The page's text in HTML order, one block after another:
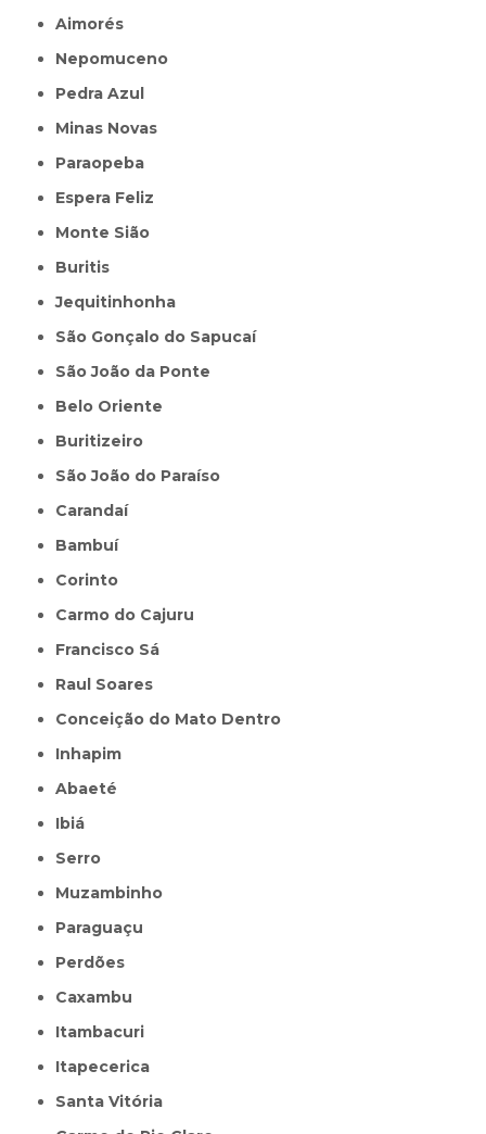
Aimorés
Nepomuceno
Pedra Azul
Minas Novas
Paraopeba
Espera Feliz
Monte Sião
Buritis
Jequitinhonha
São Gonçalo do Sapucaí
São João da Ponte
Belo Oriente
Buritizeiro
São João do Paraíso
Carandaí
Bambuí
Corinto
Carmo do Cajuru
Francisco Sá
Raul Soares
Conceição do Mato Dentro
Inhapim
Abaeté
Ibiá
Serro
Muzambinho
Paraguaçu
Perdões
Caxambu
Itambacuri
Itapecerica
Santa Vitória